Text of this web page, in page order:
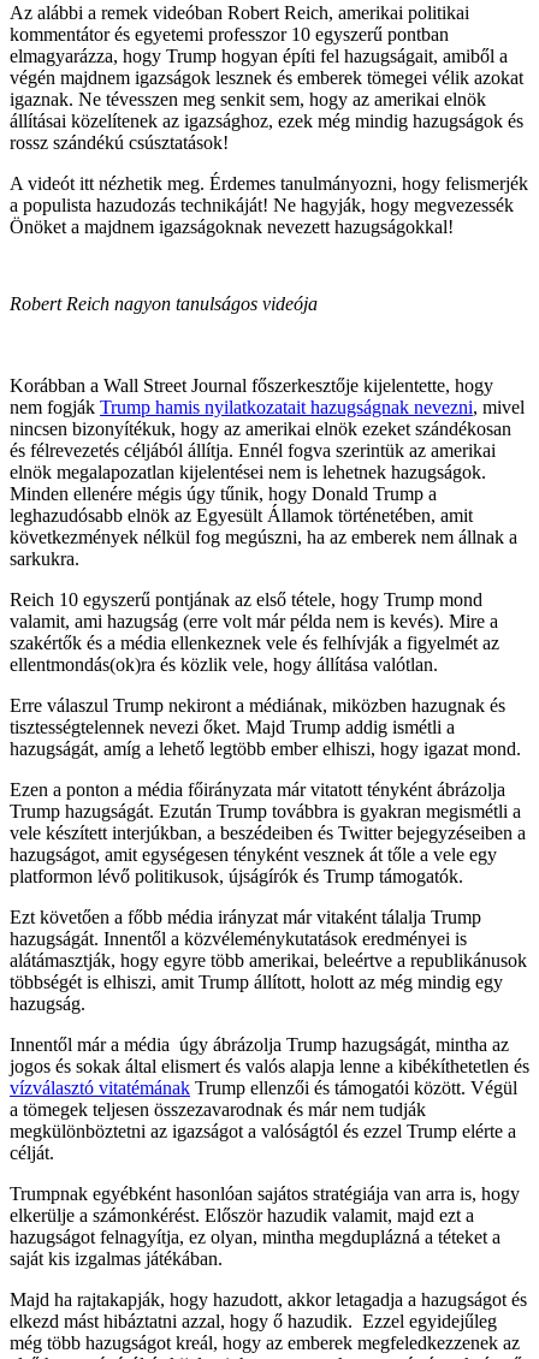
Az alábbi a remek videóban Robert Reich, amerikai politikai
kommentátor és egyetemi professzor 10 egyszerű pontban
elmagyarázza, hogy Trump hogyan építi fel hazugságait, amiből a
végén majdnem igazságok lesznek és emberek tömegei vélik azokat
igaznak. Ne tévesszen meg senkit sem, hogy az amerikai elnök
állításai közelítenek az igazsághoz, ezek még mindig hazugságok és
rossz szándékú csúsztatások!
A videót itt nézhetik meg. Érdemes tanulmányozni, hogy felismerjék
a populista hazudozás technikáját! Ne hagyják, hogy megvezessék
Önöket a majdnem igazságoknak nevezett hazugságokkal!
Robert Reich nagyon tanulságos videója
Korábban a Wall Street Journal főszerkesztője kijelentette, hogy
nem fogják Trump hamis nyilatkozatait hazugságnak nevezni, mivel
nincsen bizonyítékuk, hogy az amerikai elnök ezeket szándékosan
és félrevezetés céljából állítja. Ennél fogva szerintük az amerikai
elnök megalapozatlan kijelentései nem is lehetnek hazugságok.
Minden ellenére mégis úgy tűnik, hogy Donald Trump a
leghazudósabb elnök az Egyesült Államok történetében, amit
következmények nélkül fog megúszni, ha az emberek nem állnak a
sarkukra.
Reich 10 egyszerű pontjának az első tétele, hogy Trump mond
valamit, ami hazugság (erre volt már példa nem is kevés). Mire a
szakértők és a média ellenkeznek vele és felhívják a figyelmét az
ellentmondás(ok)ra és közlik vele, hogy állítása valótlan.
Erre válaszul Trump nekiront a médiának, miközben hazugnak és
tisztességtelennek nevezi őket. Majd Trump addig ismétli a
hazugságát, amíg a lehető legtöbb ember elhiszi, hogy igazat mond.
Ezen a ponton a média főirányzata már vitatott tényként ábrázolja
Trump hazugságát. Ezután Trump továbbra is gyakran megismétli a
vele készített interjúkban, a beszédeiben és Twitter bejegyzéseiben a
hazugságot, amit egységesen tényként vesznek át tőle a vele egy
platformon lévő politikusok, újságírók és Trump támogatók.
Ezt követően a főbb média irányzat már vitaként tálalja Trump
hazugságát. Innentől a közvéleménykutatások eredményei is
alátámasztják, hogy egyre több amerikai, beleértve a republikánusok
többségét is elhiszi, amit Trump állított, holott az még mindig egy
hazugság.
Innentől már a média úgy ábrázolja Trump hazugságát, mintha az
jogos és sokak által elismert és valós alapja lenne a kibékíthetetlen és
vízválasztó vitatémának Trump ellenzői és támogatói között. Végül
a tömegek teljesen összezavarodnak és már nem tudják
megkülönböztetni az igazságot a valóságtól és ezzel Trump elérte a
célját.
Trumpnak egyébként hasonlóan sajátos stratégiája van arra is, hogy
elkerülje a számonkérést. Először hazudik valamit, majd ezt a
hazugságot felnagyítja, ez olyan, mintha megduplázná a téteket a
saját kis izgalmas játékában.
Majd ha rajtakapják, hogy hazudott, akkor letagadja a hazugságot és
elkezd mást hibáztatni azzal, hogy ő hazudik. Ezzel egyidejűleg
még több hazugságot kreál, hogy az emberek megfeledkezzenek az